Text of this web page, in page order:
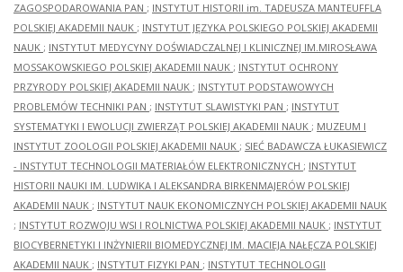
ZAGOSPODAROWANIA PAN ; INSTYTUT HISTORII im. TADEUSZA MANTEUFFLA
POLSKIEJ AKADEMII NAUK ; INSTYTUT JĘZYKA POLSKIEGO POLSKIEJ AKADEMII
NAUK ; INSTYTUT MEDYCYNY DOŚWIADCZALNEJ I KLINICZNEJ IM.MIROSŁAWA
MOSSAKOWSKIEGO POLSKIEJ AKADEMII NAUK ; INSTYTUT OCHRONY
PRZYRODY POLSKIEJ AKADEMII NAUK ; INSTYTUT PODSTAWOWYCH
PROBLEMÓW TECHNIKI PAN ; INSTYTUT SLAWISTYKI PAN ; INSTYTUT
SYSTEMATYKI I EWOLUCJI ZWIERZĄT POLSKIEJ AKADEMII NAUK ; MUZEUM I
INSTYTUT ZOOLOGII POLSKIEJ AKADEMII NAUK ; SIEĆ BADAWCZA ŁUKASIEWICZ
- INSTYTUT TECHNOLOGII MATERIAŁÓW ELEKTRONICZNYCH ; INSTYTUT
HISTORII NAUKI IM. LUDWIKA I ALEKSANDRA BIRKENMAJERÓW POLSKIEJ
AKADEMII NAUK ; INSTYTUT NAUK EKONOMICZNYCH POLSKIEJ AKADEMII NAUK
; INSTYTUT ROZWOJU WSI I ROLNICTWA POLSKIEJ AKADEMII NAUK ; INSTYTUT
BIOCYBERNETYKI I INŻYNIERII BIOMEDYCZNEJ IM. MACIEJA NAŁĘCZA POLSKIEJ
AKADEMII NAUK ; INSTYTUT FIZYKI PAN ; INSTYTUT TECHNOLOGII